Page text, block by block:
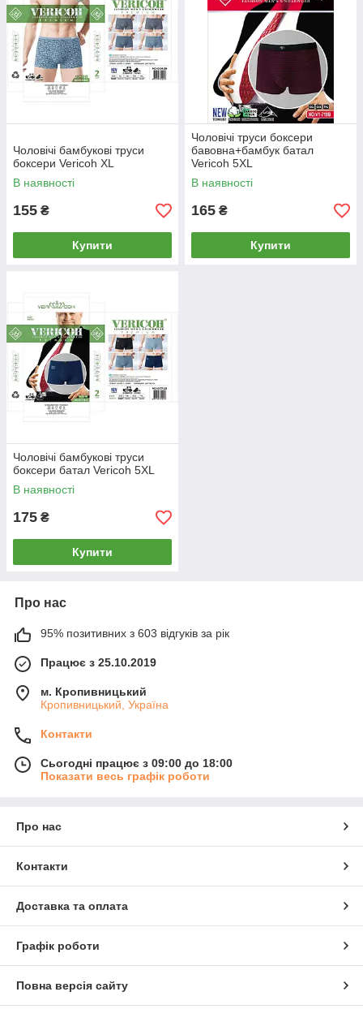
Чоловічі бамбукові труси
боксери Vericoh XL
В наявності
155 ₴
Купити
Чоловічі труси боксери
бавовна+бамбук батал
Vericoh 5XL
В наявності
165 ₴
Купити
Чоловічі бамбукові труси
боксери батал Vericoh 5XL
В наявності
175 ₴
Купити
Про нас
95% позитивних з 603 відгуків за рік
Працює з 25.10.2019
м. Кропивницький
Кропивницький, Україна
Контакти
Сьогодні працює з 09:00 до 18:00
Показати весь графік роботи
Про нас
Контакти
Доставка та оплата
Графік роботи
Повна версія сайту